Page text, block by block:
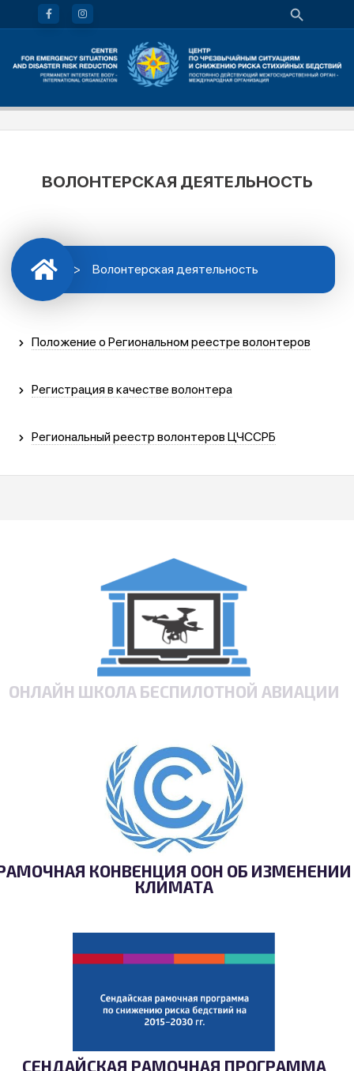
ВОЛОНТЕРСКАЯ ДЕЯТЕЛЬНОСТЬ
> Волонтерская деятельность
Положение о Региональном реестре волонтеров
Регистрация в качестве волонтера
Региональный реестр волонтеров ЦЧССРБ
ОНЛАЙН ШКОЛА БЕСПИЛОТНОЙ АВИАЦИИ
КОНВЕНЦИЯ ООН ОБ ИЗМЕНЕНИИ
КЛИМАТА
СЕНДАЙСКАЯ РАМОЧНАЯ ПРОГРАММА